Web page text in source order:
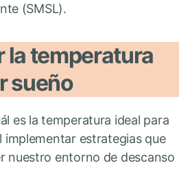
(SMSL).
la temperatura
sueño
es la temperatura ideal para
implementar estrategias que
nuestro entorno de descanso